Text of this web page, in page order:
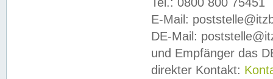
E-Mail:
DE-Mail:
und Empfänger das
direkter Kontakt: